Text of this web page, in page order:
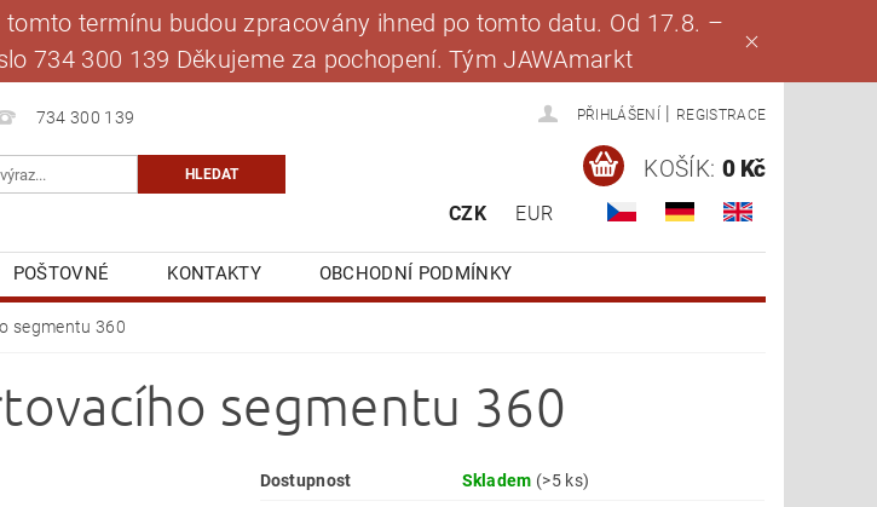
termínu budou zpracovány ihned po tomto datu. Od 17.8. –
734 300 139 Děkujeme za pochopení. Tým JAWAmarkt
734 300 139 PŘIHLÁŠENÍ REGISTRACE
CZK EUR
KOŠÍK: 0 Kč
POŠTOVNÉ KONTAKTY
OBCHODNÍ PODMÍNKY
segmentu 360
segmentu 360
Dostupnost Skladem (>5 ks)